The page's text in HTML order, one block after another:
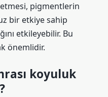
pigmentlerin
bir etkiye sahip
etkileyebilir. Bu
önemlidir.
koyuluk